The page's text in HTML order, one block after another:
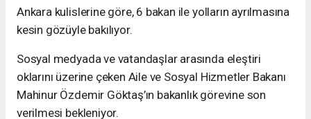
Ankara kulislerine göre, 6 bakan ile yolların ayrılmasına
kesin gözüyle bakılıyor.
Sosyal medyada ve vatandaşlar arasında eleştiri
oklarını üzerine çeken Aile ve Sosyal Hizmetler Bakanı
Mahinur Özdemir Göktaş’ın bakanlık görevine son
verilmesi bekleniyor.